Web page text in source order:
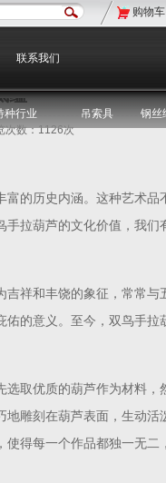
购物车
联系我们
种行业 吊索具 钢丝
现在的位置：双鸟首页>双鸟
蕴
次数：1126次
富的历史内涵。这种艺术品
拉葫芦的文化价值，我们
祥和丰饶的象征，常常与
的意义。至今，双鸟手拉
取优质的葫芦作为材料，
雕刻在葫芦表面，生动活
得每一个作品都独一无二